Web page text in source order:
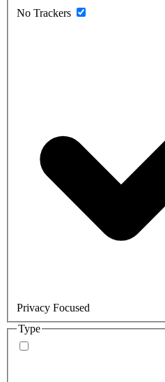
No Trackers
Privacy Focused
Type